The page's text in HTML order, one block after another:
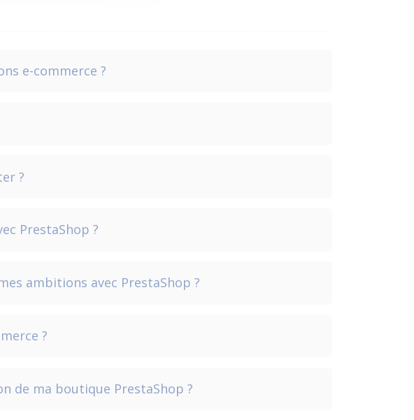
e-commerce ?
?
PrestaShop ?
ambitions avec PrestaShop ?
?
de ma boutique PrestaShop ?